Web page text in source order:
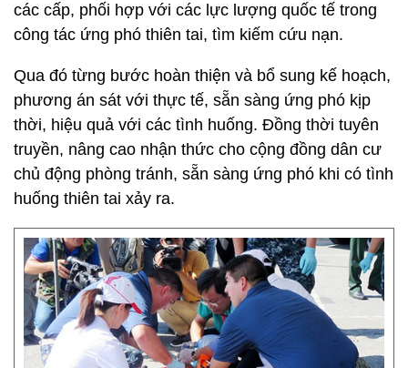
các cấp, phối hợp với các lực lượng quốc tế trong
công tác ứng phó thiên tai, tìm kiếm cứu nạn.
Qua đó từng bước hoàn thiện và bổ sung kế hoạch,
phương án sát với thực tế, sẵn sàng ứng phó kịp
thời, hiệu quả với các tình huống. Đồng thời tuyên
truyền, nâng cao nhận thức cho cộng đồng dân cư
chủ động phòng tránh, sẵn sàng ứng phó khi có tình
huống thiên tai xảy ra.